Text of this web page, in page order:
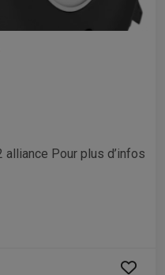
alliance Pour plus d’infos